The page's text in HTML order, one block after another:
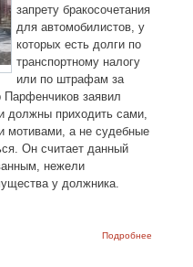
запрету бракосочетания
для автомобилистов, у
которых есть долги по
транспортному налогу
или по штрафам за
заявил
должны приходить сами,
мотивами, а не судебные
Он считает данный
нежели
у должника.
Подробнее